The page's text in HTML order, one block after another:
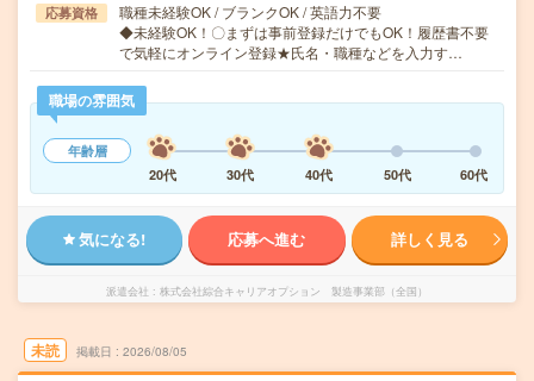
応募資格
職種未経験OK / ブランクOK / 英語力不要
◆未経験OK！〇まずは事前登録だけでもOK！履歴書不要
で気軽にオンライン登録★氏名・職種などを入力す…
職場の雰囲気
年齢層
20代
30代 40代 50代 60代
気になる! 応募へ進む 詳しく見る
派遣会社 株式会社綜合キャリアオプション 製造事業部（全国）
未読 掲載日 2026/08/05